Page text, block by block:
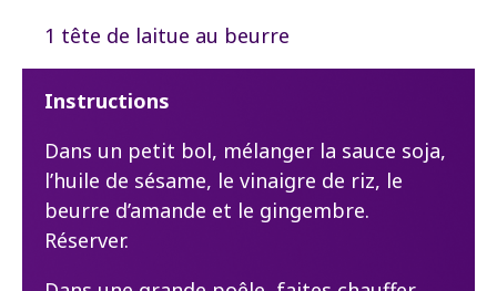
1 tête de laitue au beurre
Instructions
Dans un petit bol, mélanger la sauce soja,
l’huile de sésame, le vinaigre de riz, le
beurre d’amande et le gingembre.
Réserver.